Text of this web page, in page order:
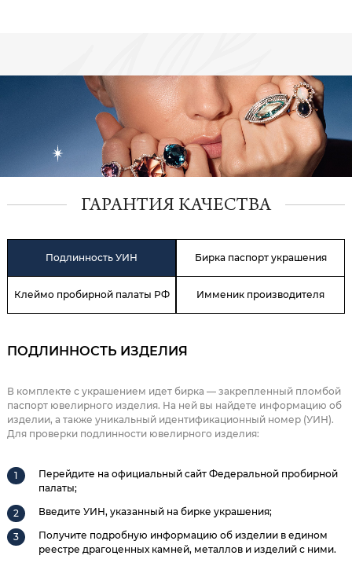
ГАРАНТИЯ КАЧЕСТВА
Подлинность УИН Бирка паспорт украшения
Клеймо пробирной палаты РФ Имменик производителя
ПОДЛИННОСТЬ ИЗДЕЛИЯ
В комплекте с украшением идет бирка — закрепленный пломбой
паспорт ювелирного изделия. На ней вы найдете информацию об
изделии, а также уникальный идентификационный номер (УИН).
Для проверки подлинности ювелирного изделия:
Перейдите на официальный сайт Федеральной пробирной
палаты;
Введите УИН, указанный на бирке украшения;
Получите подробную информацию об изделии в едином
реестре драгоценных камней, металлов и изделий с ними.